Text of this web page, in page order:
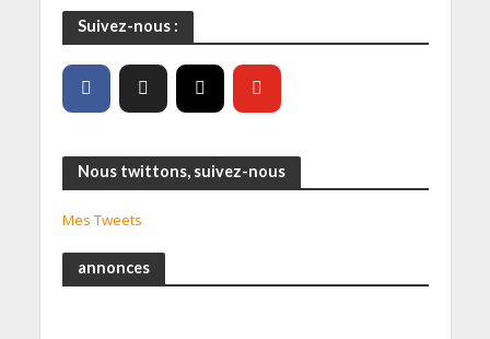
Suivez-nous :
Nous twittons, suivez-nous
Mes Tweets
annonces